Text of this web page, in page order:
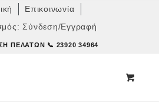
Επικοινωνία
Σύνδεση/Εγγραφή
ΠΕΛΑΤΏΝ 📞 23920 34964